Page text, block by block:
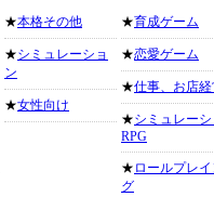
★本格その他
★シミュレーショ
ン
★女性向け
★育成ゲーム
★恋愛ゲーム
★仕事、お店
★シミュレー
RPG
★ ロールプレ
グ